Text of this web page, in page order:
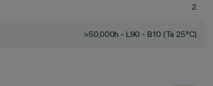
2
>50,000h - L90 - B10 (Ta 25°C)